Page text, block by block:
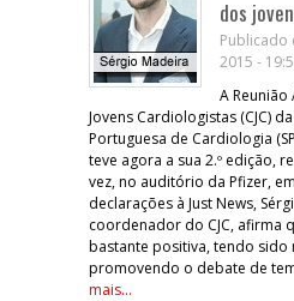
dos
Publicado
2015 -
A
Jovens Cardiologistas (CJC)
Portuguesa de Cardiologia
teve agora a sua 2.º edição,
vez, no auditório da Pfizer,
declarações à Just News,
coordenador do CJC, afirma
bastante positiva, tendo
promovendo o debate de
mais...